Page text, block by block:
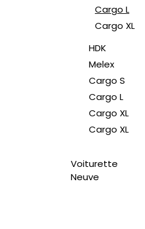
Cargo L
Cargo XL
HDK
Melex
Cargo S
Cargo L
Cargo XL
Cargo XL
Voiturette
Neuve